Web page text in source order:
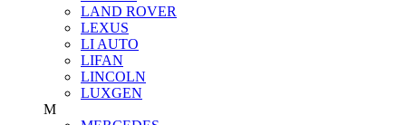
LAND ROVER
LEXUS
LI AUTO
LIFAN
LINCOLN
LUXGEN
M